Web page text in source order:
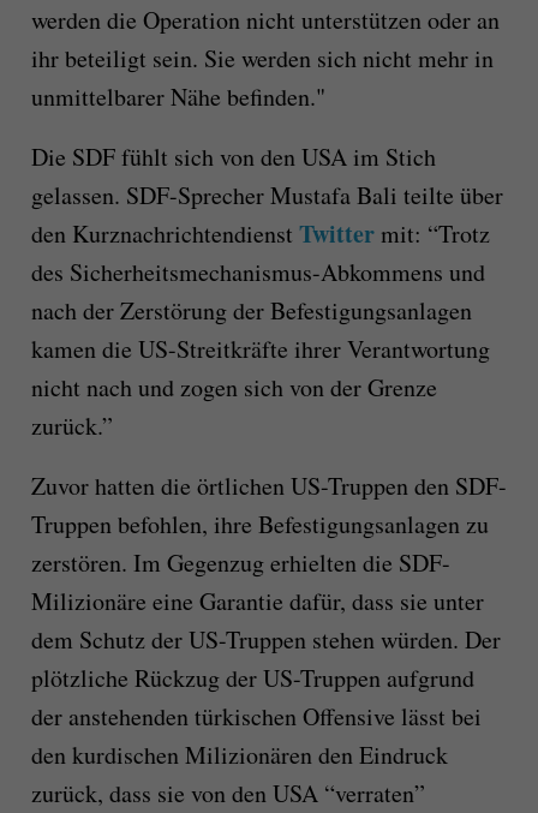
werden die Operation nicht unterstützen oder an
ihr beteiligt sein. Sie werden sich nicht mehr in
unmittelbarer Nähe befinden."
Die SDF fühlt sich von den USA im Stich
gelassen. SDF-Sprecher Mustafa Bali teilte über
den Kurznachrichtendienst Twittermit: “Trotz
des Sicherheitsmechanismus-Abkommens und
nach der Zerstörung der Befestigungsanlagen
kamen die US-Streitkräfte ihrer Verantwortung
nicht nach und zogen sich von der Grenze
zurück.”
Zuvor hatten die örtlichen US-Truppen den SDF-
Truppen befohlen, ihre Befestigungsanlagen zu
zerstören. Im Gegenzug erhielten die SDF-
Milizionäre eine Garantie dafür, dass sie unter
dem Schutz der US-Truppen stehen würden. Der
plötzliche Rückzug der US-Truppen aufgrund
der anstehenden türkischen Offensive lässt bei
den kurdischen Milizionären den Eindruck
zurück, dass sie von den USA “verraten”